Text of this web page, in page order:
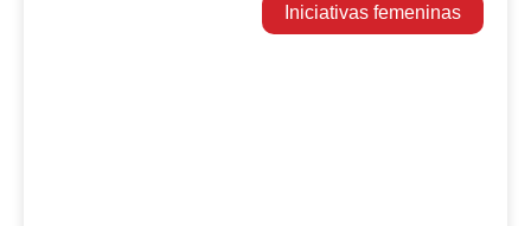
Iniciativas femeninas